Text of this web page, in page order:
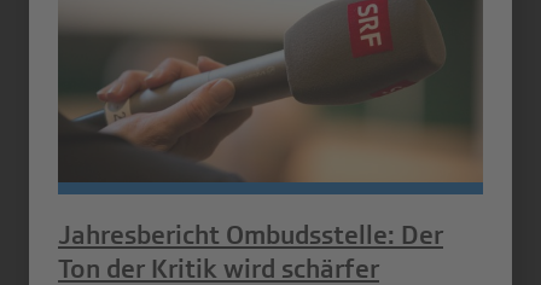
Jahresbericht Ombudsstelle: Der
Ton der Kritik wird schärfer